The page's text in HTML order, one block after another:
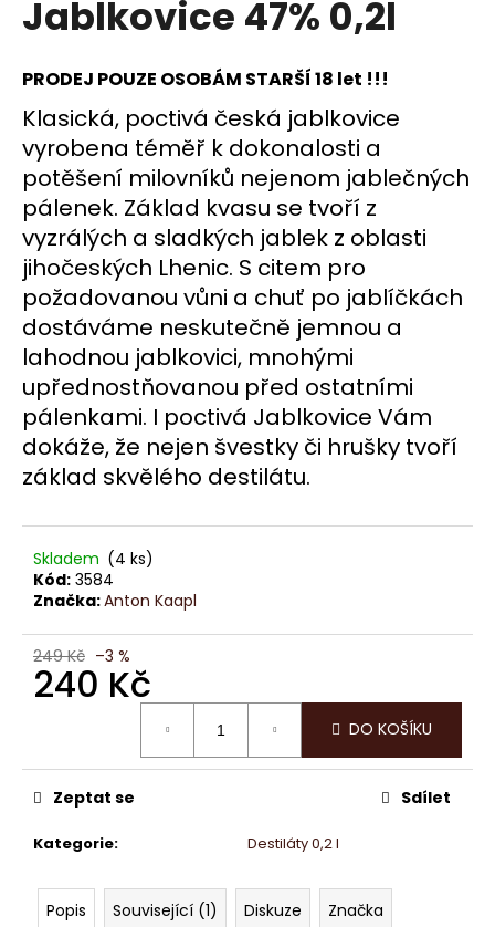
Jablkovice 47% 0,2l
PRODEJ POUZE OSOBÁM STARŠÍ 18 let !!!
Klasická, poctivá česká jablkovice
vyrobena téměř k dokonalosti a
potěšení milovníků nejenom jablečných
pálenek. Základ kvasu se tvoří z
vyzrálých a sladkých jablek z oblasti
jihočeských Lhenic. S citem pro
požadovanou vůni a chuť po jablíčkách
dostáváme neskutečně jemnou a
lahodnou jablkovici, mnohými
upřednostňovanou před ostatními
pálenkami. I poctivá Jablkovice Vám
dokáže, že nejen švestky či hrušky tvoří
základ skvělého destilátu.
Skladem (4 ks)
Kód: 3584
Značka:Anton Kaapl
249 Kč –3 %
240 Kč
DO KOŠÍKU
Kategorie: Destiláty 0,2 l
Zeptat se Sdílet
Popis Související (1) Diskuze Značka
a
í
t
?
HLEDAT
D
o
p
o
r
u
u
e
m
LINDOR
PRALINKY
100G
(4
KS
52,-)